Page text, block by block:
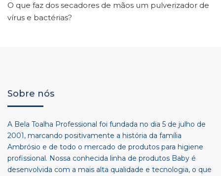
O que faz dos secadores de mãos um pulverizador de
vírus e bactérias?
Sobre nós
A Bela Toalha Professional foi fundada no dia 5 de julho de
2001, marcando positivamente a história da família
Ambrósio e de todo o mercado de produtos para higiene
profissional. Nossa conhecida linha de produtos Baby é
desenvolvida com a mais alta qualidade e tecnologia, o que